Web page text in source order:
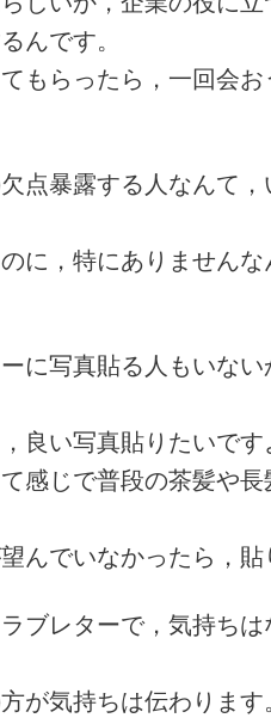
んです。
もらったら，一回会
点暴露する人なんて
に，特にありません
に写真貼る人もいな
良い写真貼りたいで
感じで普段の茶髪や
んでいなかったら，
ブレターで，気持ち
が気持ちは伝わります